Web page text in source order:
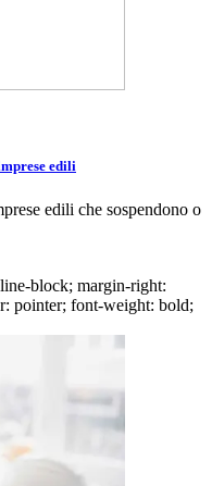
edili
edili che sospendono o
block; margin-right:
pointer; font-weight: bold;